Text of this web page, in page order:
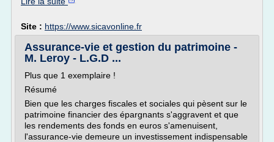
Site : https://www.sicavonline.fr
Assurance-vie et gestion du patrimoine -
M. Leroy - L.G.D ...
Plus que 1 exemplaire !
Résumé
Bien que les charges fiscales et sociales qui pèsent sur le
patrimoine financier des épargnants s'aggravent et que
les rendements des fonds en euros s'amenuisent,
l'assurance-vie demeure un investissement indispensable